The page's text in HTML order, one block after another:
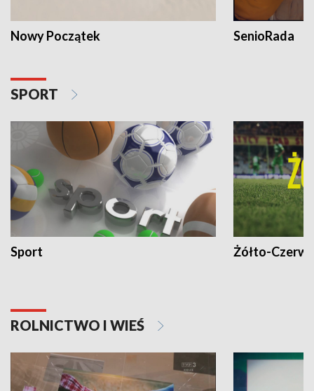
Nowy Początek SenioRada
SPORT
Sport Żółto-
ROLNICTWO I WIEŚ